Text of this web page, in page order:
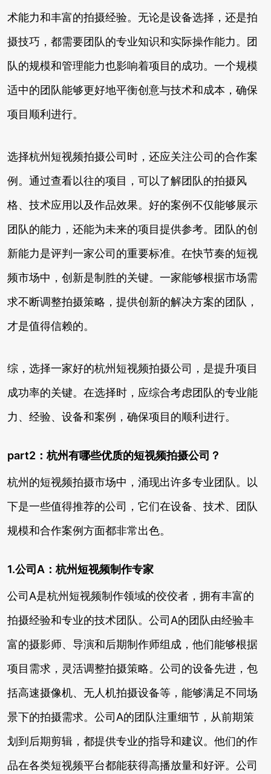
术能力和丰富的拍摄经验。无论是设备选择，还是拍
摄技巧，都需要团队的专业知识和实际操作能力。团
队的规模和管理能力也影响着项目的成功。一个规模
适中的团队能够更好地平衡创意与技术和成本，确保
项目顺利进行。
选择杭州短视频拍摄公司时，还应关注公司的合作案
例。通过查看以往的项目，可以了解团队的拍摄风
格、技术应用以及作品效果。好的案例不仅能够展示
团队的能力，还能为未来的项目提供参考。团队的创
新能力是评判一家公司的重要标准。在快节奏的短视
频市场中，创新是制胜的关键。一家能够根据市场需
求不断调整拍摄策略，提供创新的解决方案的团队，
才是值得信赖的。
综，选择一家好的杭州短视频拍摄公司，是提升项目
成功率的关键。在选择时，应综合考虑团队的专业能
力、经验、设备和案例，确保项目的顺利进行。
part2：杭州有哪些优质的短视频拍摄公司？
杭州的短视频拍摄市场中，涌现出许多专业团队。以
下是一些值得推荐的公司，它们在设备、技术、团队
规模和合作案例方面都非常出色。
1.公司A：杭州短视频制作专家
公司A是杭州短视频制作领域的佼佼者，拥有丰富的
拍摄经验和专业的技术团队。公司A的团队由经验丰
富的摄影师、导演和后期制作师组成，他们能够根据
项目需求，灵活调整拍摄策略。公司的设备先进，包
括高速摄像机、无人机拍摄设备等，能够满足不同场
景下的拍摄需求。公司A的团队注重细节，从前期策
划到后期剪辑，都提供专业的指导和建议。他们的作
品在各类短视频平台都能获得高播放量和好评。公司